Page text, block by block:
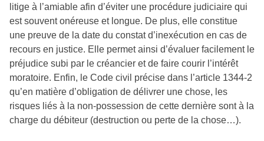
litige à l’amiable afin d’éviter une procédure judiciaire qui
est souvent onéreuse et longue. De plus, elle constitue
une preuve de la date du constat d’inexécution en cas de
recours en justice. Elle permet ainsi d’évaluer facilement le
préjudice subi par le créancier et de faire courir l’intérêt
moratoire. Enfin, le Code civil précise dans l’article 1344-2
qu’en matière d’obligation de délivrer une chose, les
risques liés à la non-possession de cette dernière sont à la
charge du débiteur (destruction ou perte de la chose…).